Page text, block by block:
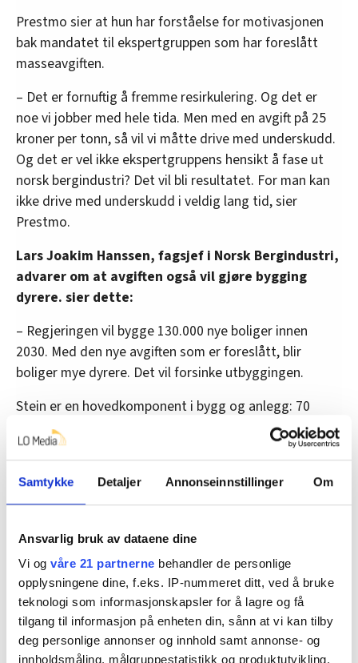
Samtykke Detaljer Annonseinnstillinger Om
Ansvarlig bruk av dataene dine
Vi og våre 21 partnerne behandler de personlige
opplysningene dine, f.eks. IP-nummeret ditt, ved å bruke
teknologi som informasjonskapsler for å lagre og få
tilgang til informasjon på enheten din, sånn at vi kan tilby
deg personlige annonser og innhold samt annonse- og
innholdsmåling, målgruppestatistikk og produktutvikling.
Prestmo sier at hun har forståelse for motivasjonen
bak mandatet til ekspertgruppen som har foreslått
masseavgiften.
– Det er fornuftig å fremme resirkulering. Og det er
noe vi jobber med hele tida. Men med en avgift på 25
kroner per tonn, så vil vi måtte drive med underskudd.
Og det er vel ikke ekspertgruppens hensikt å fase ut
norsk bergindustri? Det vil bli resultatet. For man kan
ikke drive med underskudd i veldig lang tid, sier
Prestmo.
Lars Joakim Hanssen, fagsjef i Norsk Bergindustri,
advarer om at avgiften også vil gjøre bygging
dyrere. sier dette:
– Regjeringen vil bygge 130.000 nye boliger innen
2030. Med den nye avgiften som er foreslått, blir
boliger mye dyrere. Det vil forsinke utbyggingen.
Stein er en hovedkomponent i bygg og anlegg: 70
prosent av betong og 95 prosent av asfalt består av
stein. Avgiften kan dermed også påvirke veiutbygging i
– Skal du gjennomføre Nasjonal transportplan, må du
Hanssen.
– Planlegg for gjenbruk
Istedenfor å innføre en avgift foreslår Norsk
Bergindustri bedre planlegging og strengere regelverk